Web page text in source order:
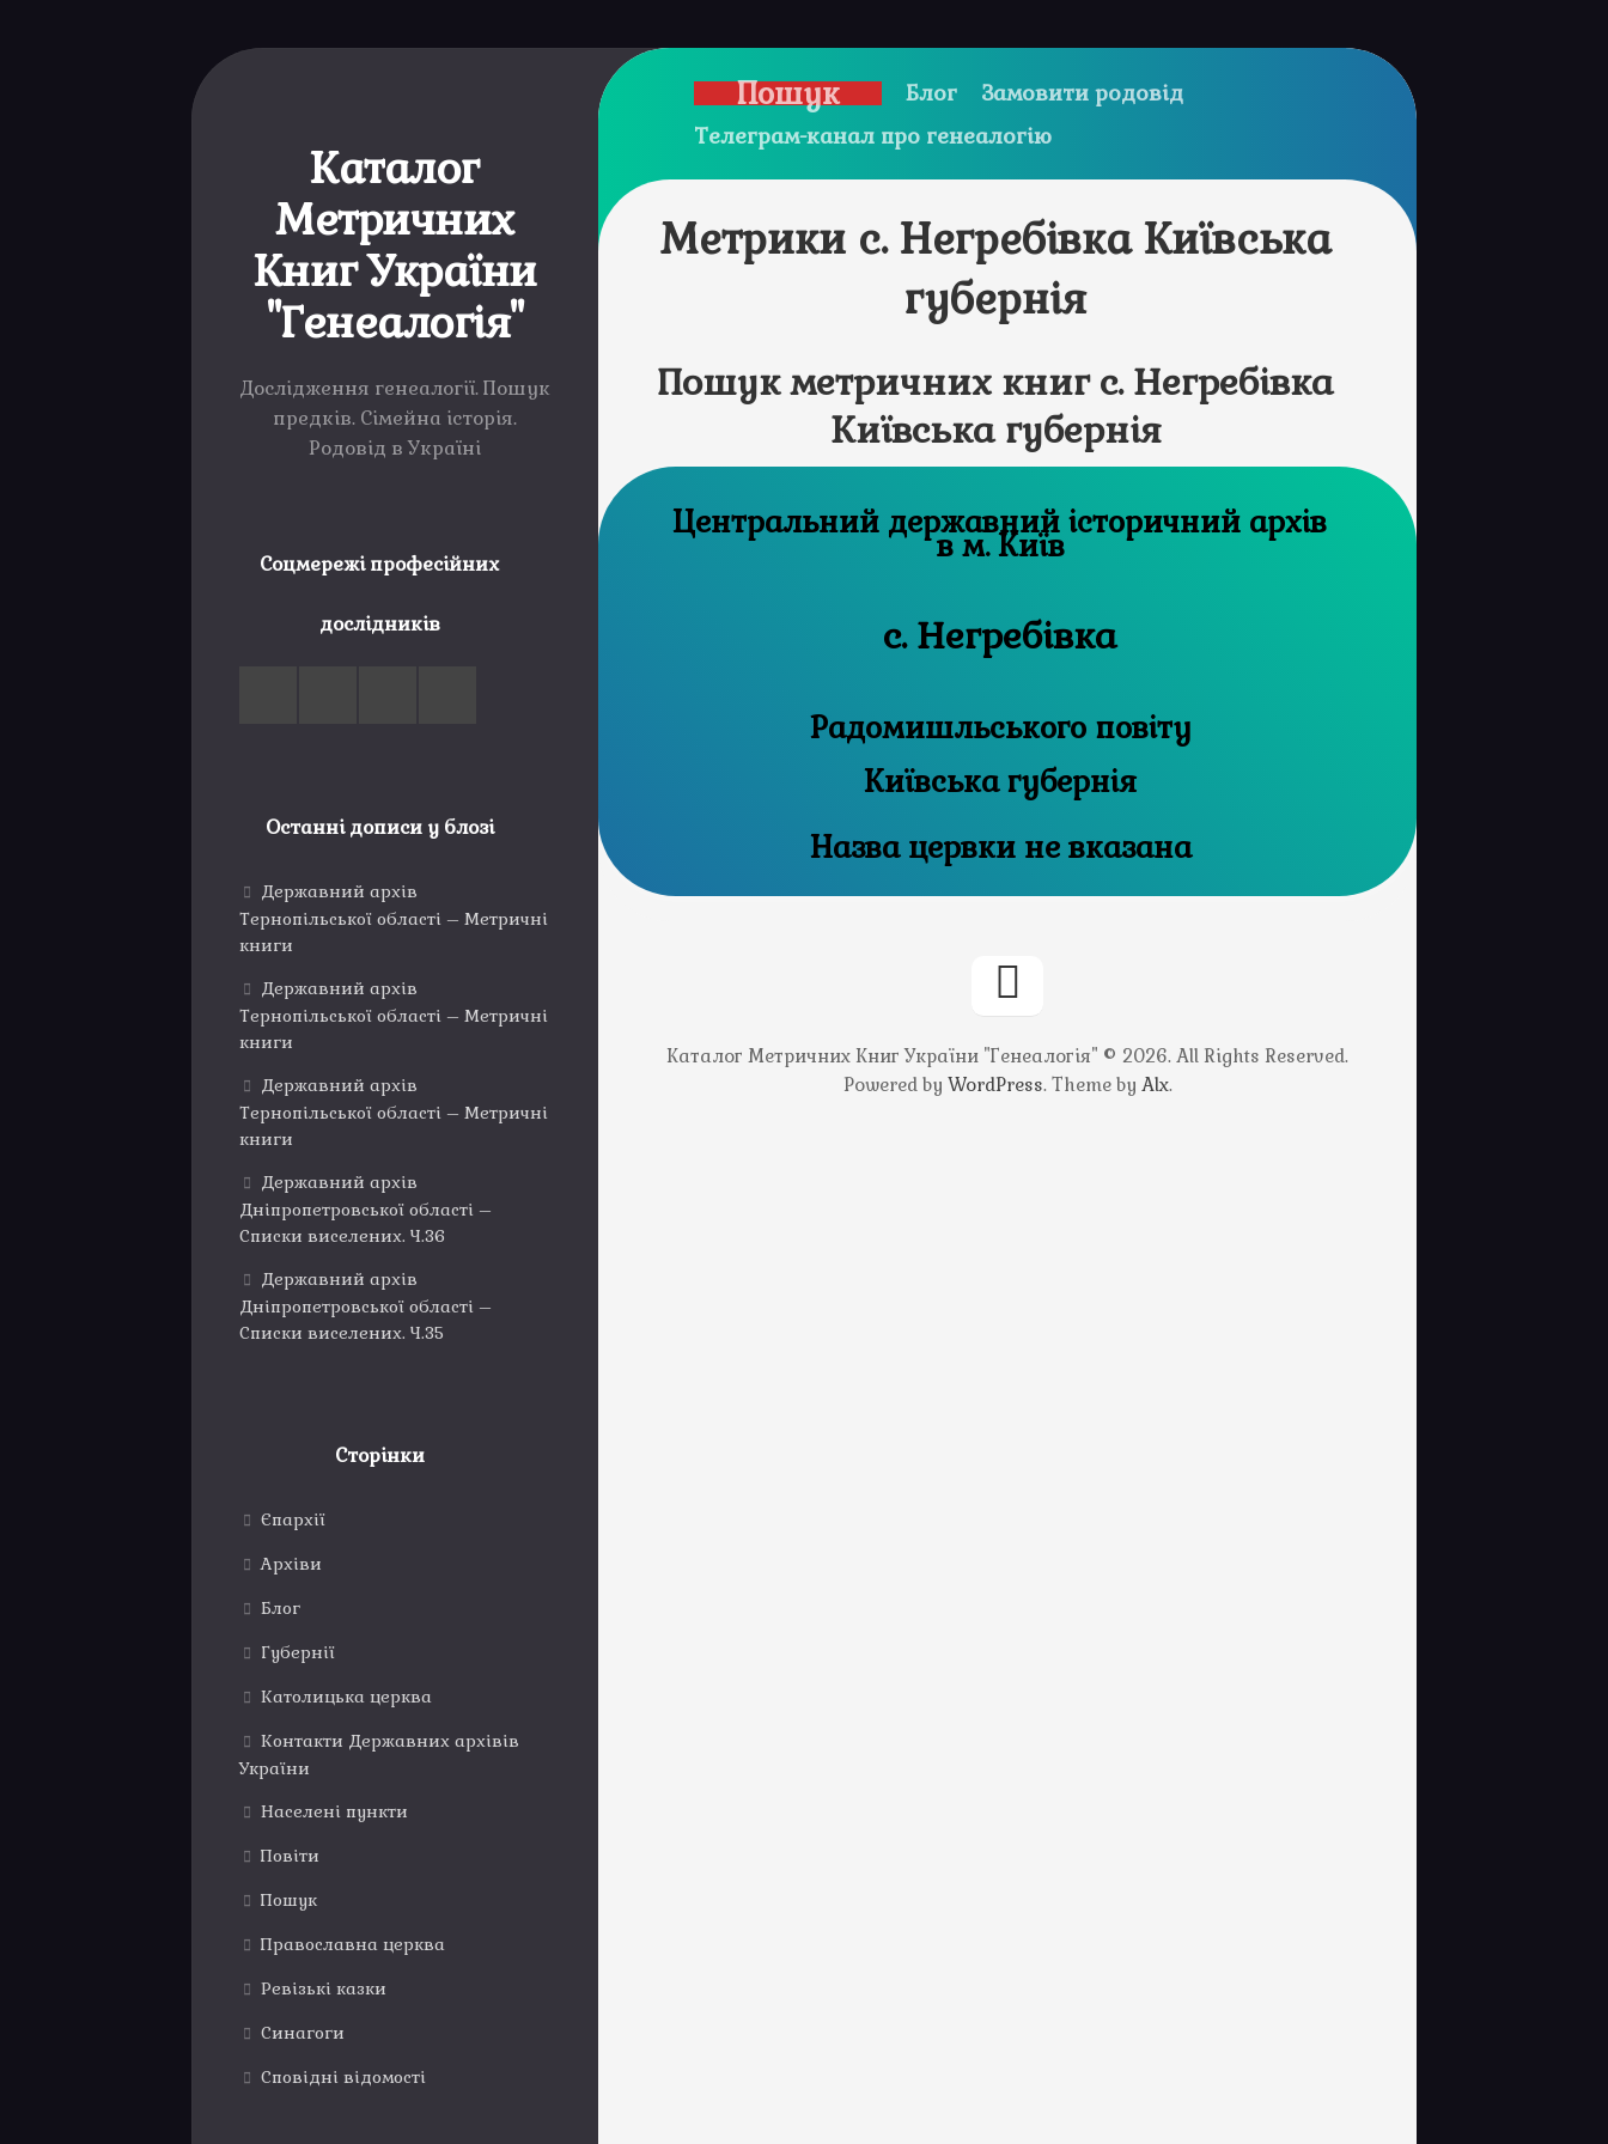
Каталог
Метричних
Книг України
"Генеалогія"
Дослідження генеалогії. Пошук
предків. Сімейна історія.
Родовід в Україні
Соцмережі професійних
дослідників
Останні дописи у блозі
Державний архів
Тернопільської області – Метричні
книги
Державний архів
Тернопільської області – Метричні
книги
Державний архів
Тернопільської області – Метричні
книги
Державний архів
Дніпропетровської області –
Списки виселених. Ч.36
Державний архів
Дніпропетровської області –
Списки виселених. Ч.35
Сторінки
Єпархії
Архіви
Блог
Губернії
Католицька церква
Контакти Державних архівів
України
Населені пункти
Повіти
Пошук
Православна церква
Ревізькі казки
Синагоги
Сповідні відомості
Пошук Блог
Замовити родовід
Телеграм-канал про генеалогію
Метрики с. Негребівка Київська
губернія
Пошук метричних книг с. Негребівка
Київська губернія
Центральний державний історичний архів
в м. Київ
с. Негребівка
Радомишльського повіту
Київська губернія
Назва цервки не вказана
Каталог Метричних Книг України "Генеалогія" © 2026. All Rights Reserved.
Powered by WordPress. Theme by Alx.